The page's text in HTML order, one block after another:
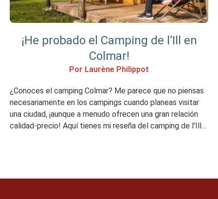
¡He probado el Camping de l’Ill en
Colmar!
Por Laurène Philippot
¿Conoces el camping Colmar? Me parece que no piensas
necesariamente en los campings cuando planeas visitar
una ciudad, ¡aunque a menudo ofrecen una gran relación
calidad-precio! Aquí tienes mi reseña del camping de l’Ill